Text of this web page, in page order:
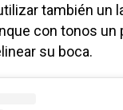
también un
con tonos un
su boca.